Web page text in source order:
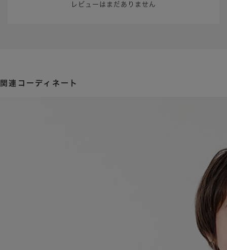
レビューはまだありません
関連コーディネート